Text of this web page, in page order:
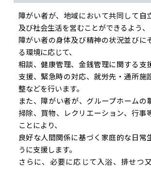
障がい者が、地域において共同して自
及び社会生活を営むことができるよう、
障がい者の身体及び精神の状況並びに
る環境に応じて、
相談、健康管理、金銭管理に関する支
支援、緊急時の対応、就労先・通所施
整などを行います。
また、障がい者が、グループホームの
掃除、買物、レクリエーション、行事
ことにより、
良好な人間関係に基づく家庭的な日常
うに支援します。
さらに、必要に応じて入浴、排せつ